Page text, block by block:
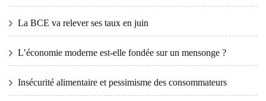
La BCE va relever ses taux en juin
L’économie moderne est-elle fondée sur un mensonge ?
Insécurité alimentaire et pessimisme des consommateurs